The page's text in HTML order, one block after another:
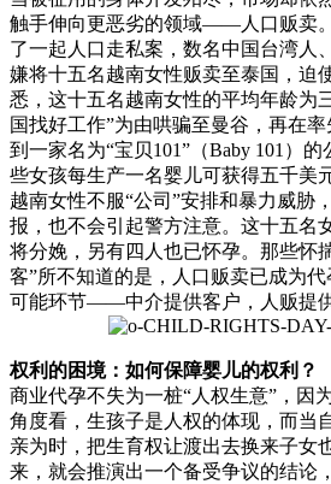
触手伸向更恶劣的领域——人口贩卖
了一起人口走私案，数名中国台湾人
嫌将十五名越南女性贩卖至泰国，迫
悉，这十五名越南女性的平均年龄为
国找好工作”为由哄骗至曼谷，再在
到一家名为“宝贝101”（Baby 101）
些女孩每生产一名婴儿可获得五千美
越南女性不服“公司”安排和暴力威胁
报，也不会引起警方注意。这十五名
将分娩，另有四人也已怀孕。那些怀
客”所不知道的是，人口贩卖已成为
可能环节——中介提供客户，人贩提供
权利的困境：如何保障婴儿的权利？
商业代孕不失为一桩“人权生意”，因
角度看，生孩子是人权的体现，而当
亲为时，把生育权让渡出去换来子女
来，就会推演出一个备受争议的结论